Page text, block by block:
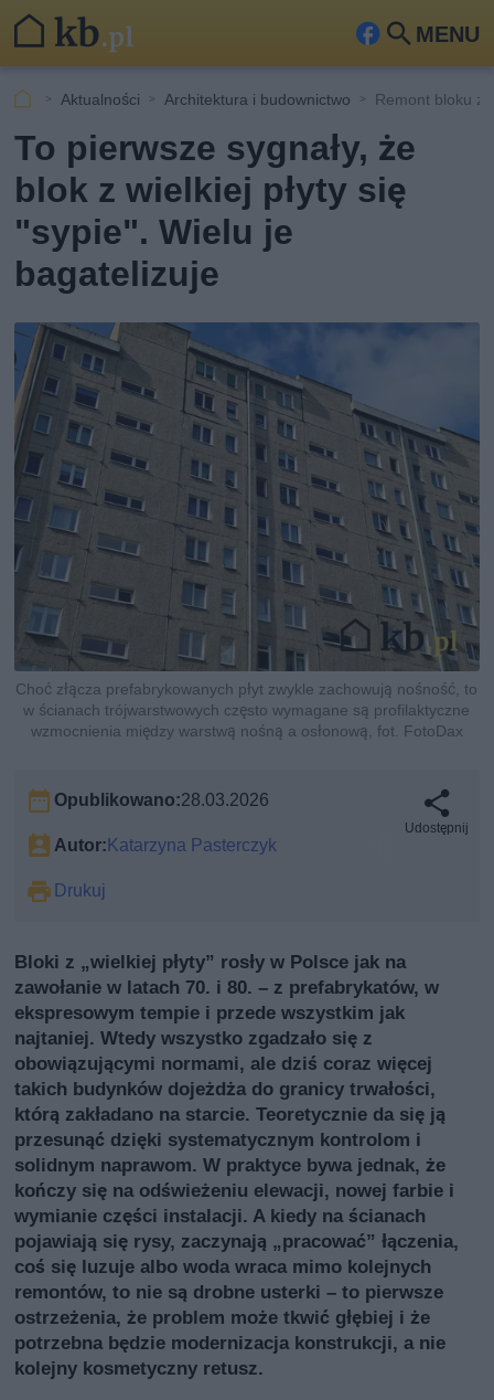
MENU
Fa
ook
Szu
kaj
Aktualności Architektura i budownictwo Remont bloku z
To pierwsze sygnały, że
blok z wielkiej płyty się
"sypie". Wielu je
bagatelizuje
Choć złącza prefabrykowanych płyt zwykle zachowują nośność, to
w ścianach trójwarstwowych często wymagane są profilaktyczne
wzmocnienia między warstwą nośną a osłonową, fot. FotoDax
Opublikowano:28.03.2026
Autor:Katarzyna Pasterczyk
Drukuj
Udostępnij
Bloki z „wielkiej płyty” rosły w Polsce jak na
zawołanie w latach 70. i 80. – z prefabrykatów, w
ekspresowym tempie i przede wszystkim jak
najtaniej. Wtedy wszystko zgadzało się z
obowiązującymi normami, ale dziś coraz więcej
takich budynków dojeżdża do granicy trwałości,
którą zakładano na starcie. Teoretycznie da się ją
przesunąć dzięki systematycznym kontrolom i
solidnym naprawom. W praktyce bywa jednak, że
kończy się na odświeżeniu elewacji, nowej farbie i
wymianie części instalacji. A kiedy na ścianach
pojawiają się rysy, zaczynają „pracować” łączenia,
coś się luzuje albo woda wraca mimo kolejnych
remontów, to nie są drobne usterki – to pierwsze
ostrzeżenia, że problem może tkwić głębiej i że
potrzebna będzie modernizacja konstrukcji, a nie
kolejny kosmetyczny retusz.